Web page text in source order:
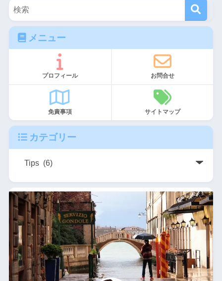
メニュー
プロフィール お問合せ
免責事項 サイトマップ
カテゴリー